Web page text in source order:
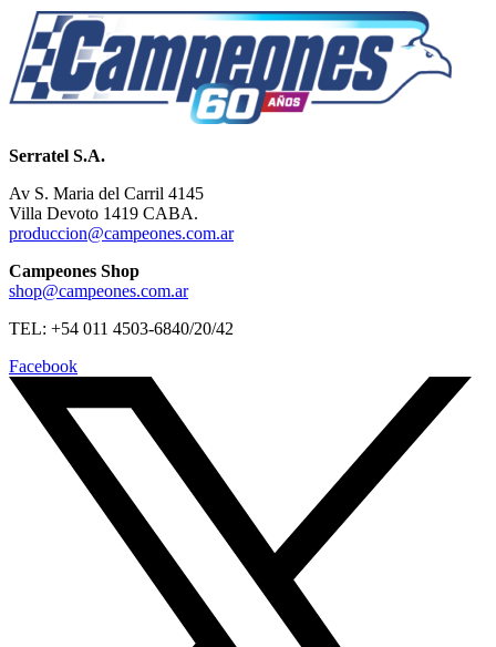
Serratel S.A.
Av S. Maria del Carril 4145
Villa Devoto 1419 CABA.
produccion@campeones.com.ar
Campeones Shop
shop@campeones.com.ar
TEL: +54 011 4503-6840/20/42
Facebook